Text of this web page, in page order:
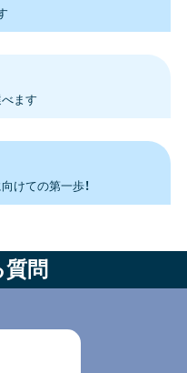
ます
けての第一歩！
問